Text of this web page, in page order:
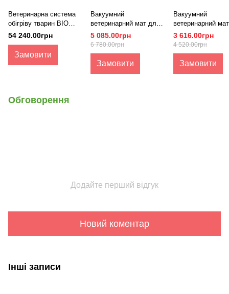
Ветеринарна система
обігріву тварин BIO
HEAT
54 240.00грн
Замовити
Вакуумний
ветеринарний мат для
позиціонування
BIOMAT-2
5 085.00грн
6 780.00грн
Замовити
Вакуумний
ветеринарний
позиціонування
BIOMAT-1
3 616.00грн
4 520.00грн
Замовити
Обговорення
Додайте перший відгук
Новий коментар
Інші записи